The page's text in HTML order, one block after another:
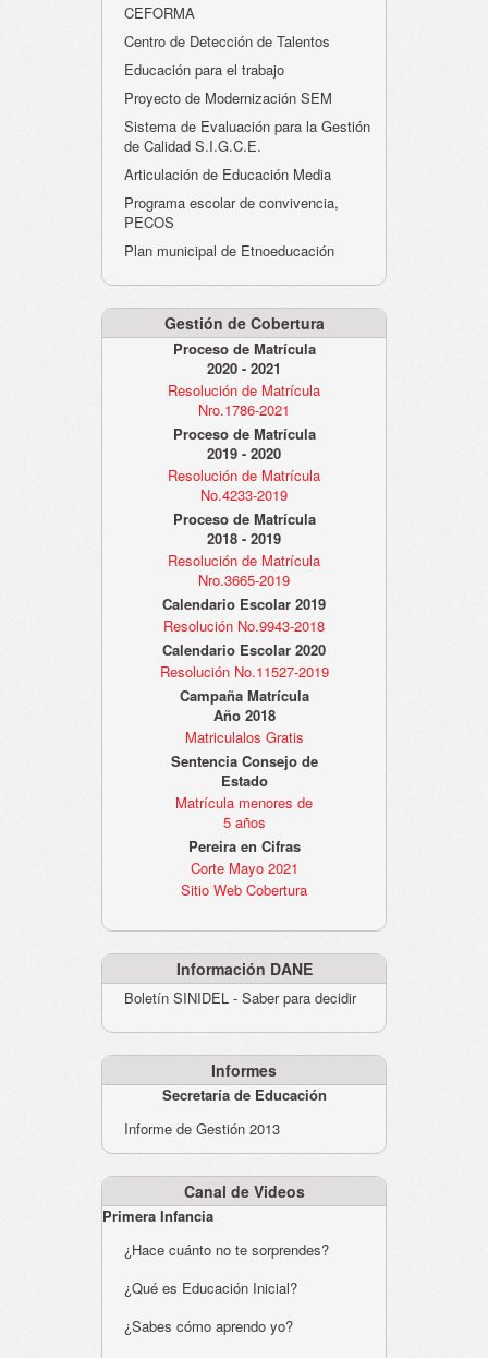
CEFORMA
Centro de Detección de Talentos
Educación para el trabajo
Proyecto de Modernización SEM
Sistema de Evaluación para la Gestión
de Calidad S.I.G.C.E.
Articulación de Educación Media
Programa escolar de convivencia,
PECOS
Plan municipal de Etnoeducación
Gestión de Cobertura
Proceso de Matrícula
2020 - 2021
Resolución de Matrícula
Nro.1786-2021
Proceso de Matrícula
2019 - 2020
Resolución de Matrícula
No.4233-2019
Proceso de Matrícula
2018 - 2019
Resolución de Matrícula
Nro.3665-2019
Calendario Escolar 2019
Resolución No.9943-2018
Calendario Escolar 2020
Resolución No.11527-2019
Campaña Matrícula
Año 2018
Matriculalos Gratis
Sentencia Consejo de
Estado
Matrícula menores de
5 años
Pereira en Cifras
Corte Mayo 2021
Sitio Web Cobertura
Información DANE
Boletín SINIDEL - Saber para decidir
Informes
Secretaría de Educación
Informe de Gestión 2013
Canal de Videos
Primera Infancia
¿Hace cuánto no te sorprendes?
¿Qué es Educación Inicial?
¿Sabes cómo aprendo yo?